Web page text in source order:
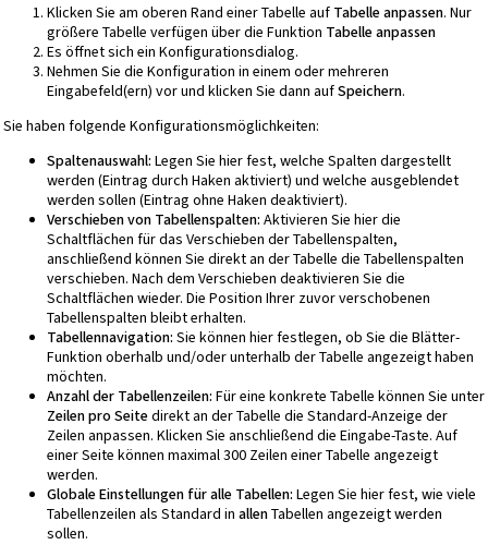
Klicken Sie am oberen Rand einer Tabelle auf Tabelle anpassen. Nur
größere Tabelle verfügen über die Funktion Tabelle anpassen
Es öffnet sich ein Konfigurationsdialog.
Nehmen Sie die Konfiguration in einem oder mehreren
Eingabefeld(ern) vor und klicken Sie dann aufSpeichern.
Sie haben folgende Konfigurationsmöglichkeiten:
Spaltenauswahl: Legen Sie hier fest, welche Spalten dargestellt
werden (Eintrag durch Haken aktiviert) und welche ausgeblendet
werden sollen (Eintrag ohne Haken deaktiviert).
Verschieben von Tabellenspalten: Aktivieren Sie hier die
Schaltflächen für das Verschieben der Tabellenspalten,
anschließend können Sie direkt an der Tabelle die Tabellenspalten
verschieben. Nach dem Verschieben deaktivieren Sie die
Schaltflächen wieder. Die Position Ihrer zuvor verschobenen
Tabellenspalten bleibt erhalten.
Tabellennavigation: Sie können hier festlegen, ob Sie die Blätter-
Funktion oberhalb und/oder unterhalb der Tabelle angezeigt haben
möchten.
Anzahl der Tabellenzeilen: Für eine konkrete Tabelle können Sie unter
Zeilen pro Seitedirekt an der Tabelle die Standard-Anzeige der
Zeilen anpassen. Klicken Sie anschließend die Eingabe-Taste. Auf
einer Seite können maximal 300 Zeilen einer Tabelle angezeigt
werden.
Globale Einstellungen für alle Tabellen: Legen Sie hier fest, wie viele
Tabellenzeilen als Standard in allenTabellen angezeigt werden
sollen.